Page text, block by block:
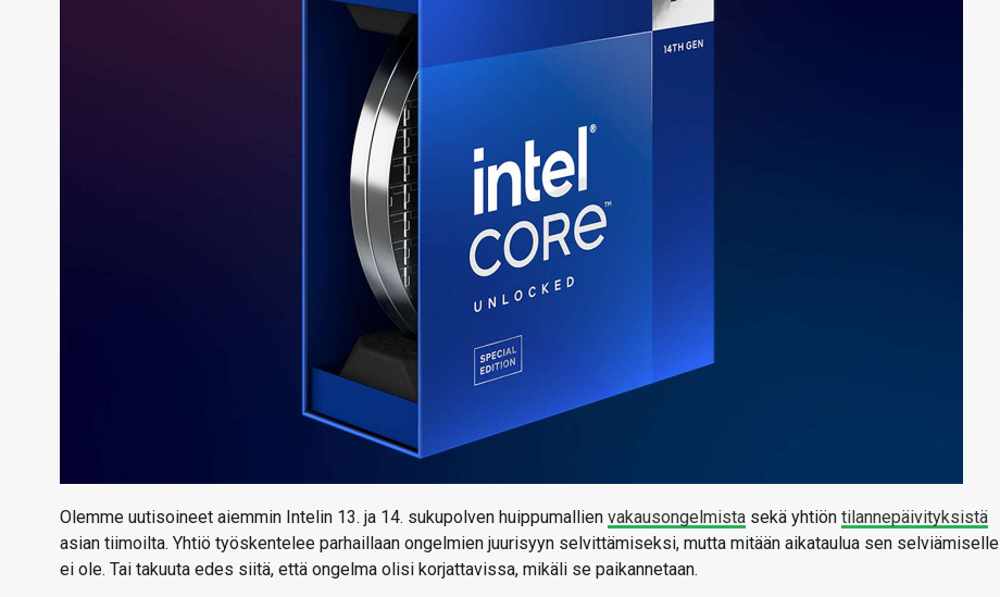
Olemme uutisoineet aiemmin Intelin 13. ja 14. sukupolven huippumallien vakausongelmista sekä yhtiön tilannepäivityksistä
asian tiimoilta. Yhtiö työskentelee parhaillaan ongelmien juurisyyn selvittämiseksi, mutta mitään aikataulua sen selviämiselle
ei ole. Tai takuuta edes siitä, että ongelma olisi korjattavissa, mikäli se paikannetaan.